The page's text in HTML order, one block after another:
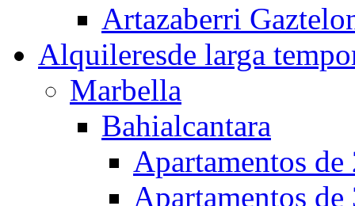
Artazaberri
Alquileresde larga
Marbella
Bahialcantara
Apartamentos
Apartamentos